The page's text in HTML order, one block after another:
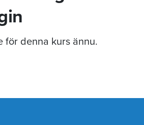
för denna kurs ännu.